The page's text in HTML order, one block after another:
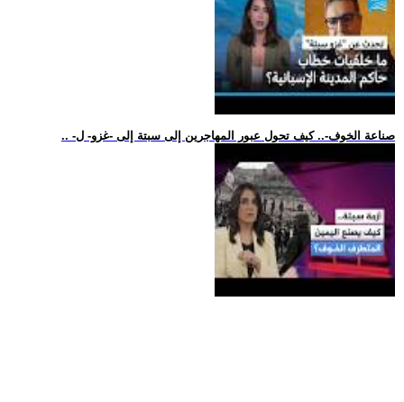
.. -صناعة الخوف-.. كيف تحول عبور المهاجرين إلى سبتة إلى -غزو- ل